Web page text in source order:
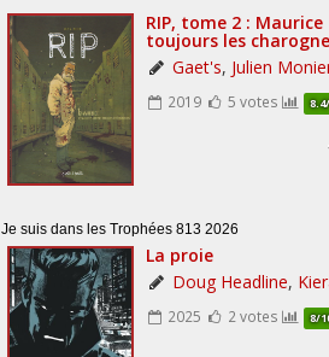
Je suis dans les Trophées 813 2026